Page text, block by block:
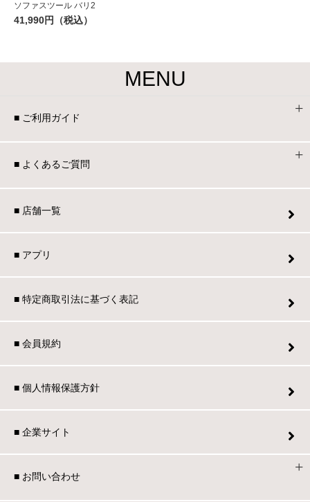
ソファスツール バリ2
41,990円（税込）
MENU
■ ご利用ガイド
■ よくあるご質問
■ 店舗一覧
■ アプリ
■ 特定商取引法に基づく表記
■ 会員規約
■ 個人情報保護方針
■ 企業サイト
■ お問い合わせ